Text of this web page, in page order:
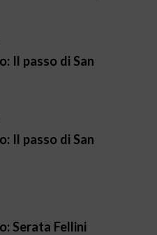
Il passo di San
Il passo di San
Serata Fellini